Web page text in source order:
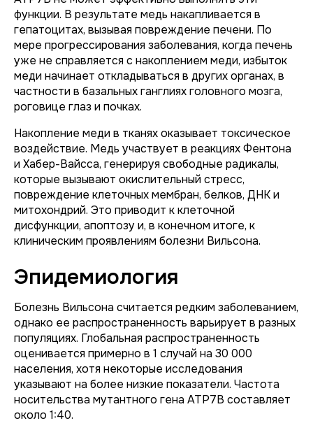
функции. В результате медь накапливается в
гепатоцитах, вызывая повреждение печени. По
мере прогрессирования заболевания, когда печень
уже не справляется с накоплением меди, избыток
меди начинает откладываться в других органах, в
частности в базальных ганглиях головного мозга,
роговице глаз и почках.
Накопление меди в тканях оказывает токсическое
воздействие. Медь участвует в реакциях Фентона
и Хабер-Вайсса, генерируя свободные радикалы,
которые вызывают окислительный стресс,
повреждение клеточных мембран, белков, ДНК и
митохондрий. Это приводит к клеточной
дисфункции, апоптозу и, в конечном итоге, к
клиническим проявлениям болезни Вильсона.
Эпидемиология
Болезнь Вильсона считается редким заболеванием,
однако ее распространенность варьирует в разных
популяциях. Глобальная распространенность
оценивается примерно в 1 случай на 30 000
населения, хотя некоторые исследования
указывают на более низкие показатели. Частота
носительства мутантного гена ATP7B составляет
около 1:40.